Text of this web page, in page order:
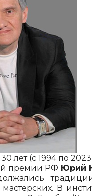
лет (с 1994 по
премии РФ Юрий
В